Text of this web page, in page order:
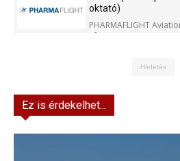
oktató)
PHARMAFLIGHT
Kft.
Hirdetés
Ez is érdekelhet...